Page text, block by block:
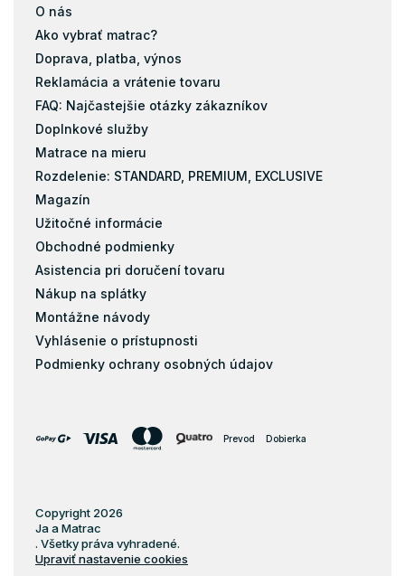
O nás
Ako vybrať matrac?
Doprava, platba, výnos
Reklamácia a vrátenie tovaru
FAQ: Najčastejšie otázky zákazníkov
Doplnkové služby
Matrace na mieru
Rozdelenie: STANDARD, PREMIUM, EXCLUSIVE
Magazín
Užitočné informácie
Obchodné podmienky
Asistencia pri doručení tovaru
Nákup na splátky
Montážne návody
Vyhlásenie o prístupnosti
Podmienky ochrany osobných údajov
Prevod Dobierka
Copyright 2026
Ja a Matrac
. Všetky práva vyhradené.
Upraviť nastavenie cookies